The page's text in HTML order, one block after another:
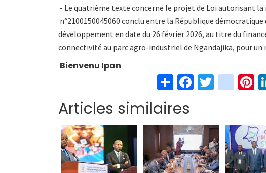
- Le quatrième texte concerne le projet de Loi autorisant
n°2100150045060 conclu entre la République
développement en date du 26 février 2026, au titre du
connectivité au parc agro-industriel de Ngandajika, pour
Bienvenu Ipan
S
h
ar
e
Fa
ce
o
o
k
T
wi
er
in
st
ra
m t
Articles similaires